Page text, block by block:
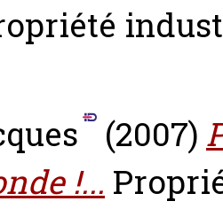
(2007)
!...